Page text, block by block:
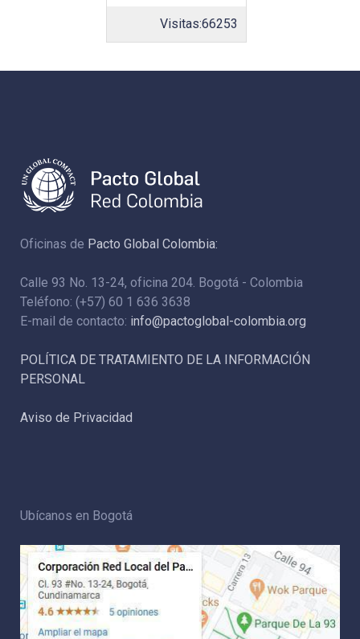
Visitas:66253
Oficinas de Pacto Global Colombia:
Calle 93 No. 13-24, oficina 204. Bogotá - Colombia
Teléfono: (+57) 60 1 636 3638
E-mail de contacto: info@pactoglobal-colombia.org
POLÍTICA DE TRATAMIENTO DE LA INFORMACIÓN
PERSONAL
Aviso de Privacidad
Ubícanos en Bogotá